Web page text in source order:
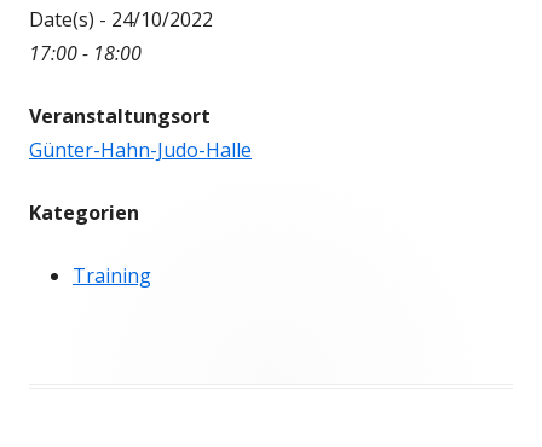
Date(s) - 24/10/2022
17:00 - 18:00
Veranstaltungsort
Günter-Hahn-Judo-Halle
Kategorien
Training